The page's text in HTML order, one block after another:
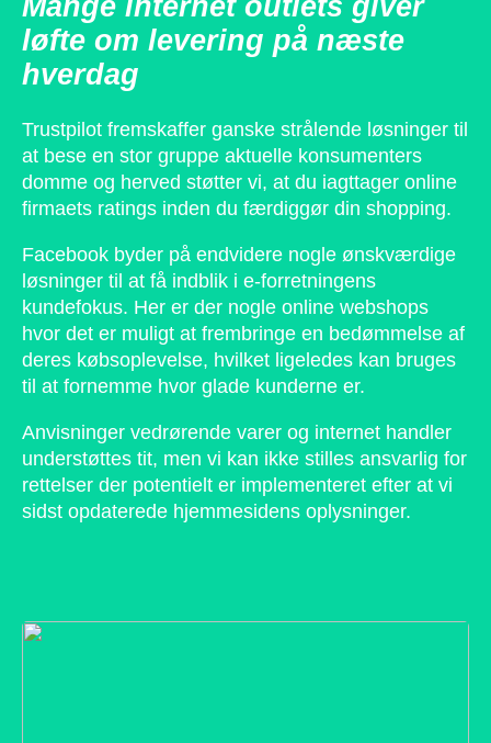
løfte om levering på næste
hverdag
Trustpilot fremskaffer ganske strålende løsninger til
at bese en stor gruppe aktuelle konsumenters
domme og herved støtter vi, at du iagttager online
firmaets ratings inden du færdiggør din shopping.
Facebook byder på endvidere nogle ønskværdige
løsninger til at få indblik i e-forretningens
kundefokus. Her er der nogle online webshops
hvor det er muligt at frembringe en bedømmelse af
deres købsoplevelse, hvilket ligeledes kan bruges
til at fornemme hvor glade kunderne er.
Anvisninger vedrørende varer og internet handler
understøttes tit, men vi kan ikke stilles ansvarlig for
rettelser der potentielt er implementeret efter at vi
sidst opdaterede hjemmesidens oplysninger.